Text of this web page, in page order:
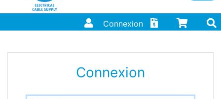
Connexion
Connexion